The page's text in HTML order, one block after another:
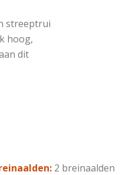
streeptrui
hoog,
dit
2 breinaalden